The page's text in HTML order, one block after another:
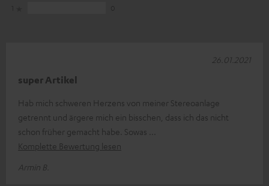
super Artikel
Hab mich schweren Herzens von meiner Stereoanlage
getrennt und ärgere mich ein bisschen, dass ich das nicht
schon früher gemacht habe. Sowas
Komplette Bewertung lesen
Armin B.
26.01.2021